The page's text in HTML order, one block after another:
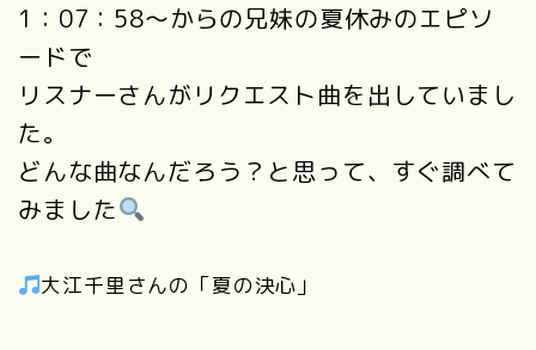
1：07：58～からの兄妹の夏休みのエピソ
ードで
リスナーさんがリクエスト曲を出していまし
た。
どんな曲なんだろう？と思って、すぐ調べて
みました
大江千里さんの「夏の決心」